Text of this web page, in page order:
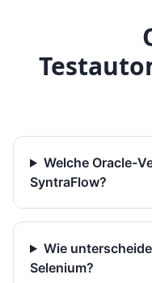
Welche Oracle-
SyntraFlow?
Wie
Selenium?